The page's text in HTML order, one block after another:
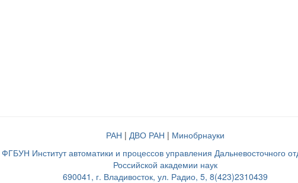
РАН | ДВО РАН | Минобрнауки
ФГБУН Институт автоматики и процессов управления Дальневосточного
Российской академии наук
690041, г. Владивосток, ул. Радио, 5, 8(423)2310439